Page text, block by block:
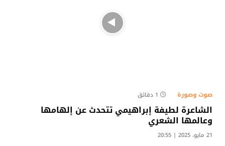
صوت وصورة 1 دقائق
الشاعرة لطيفة إبراهيمي تتحدث عن إلهامها
وعالمها الشعري
21 مايو، 2025 | 20:55